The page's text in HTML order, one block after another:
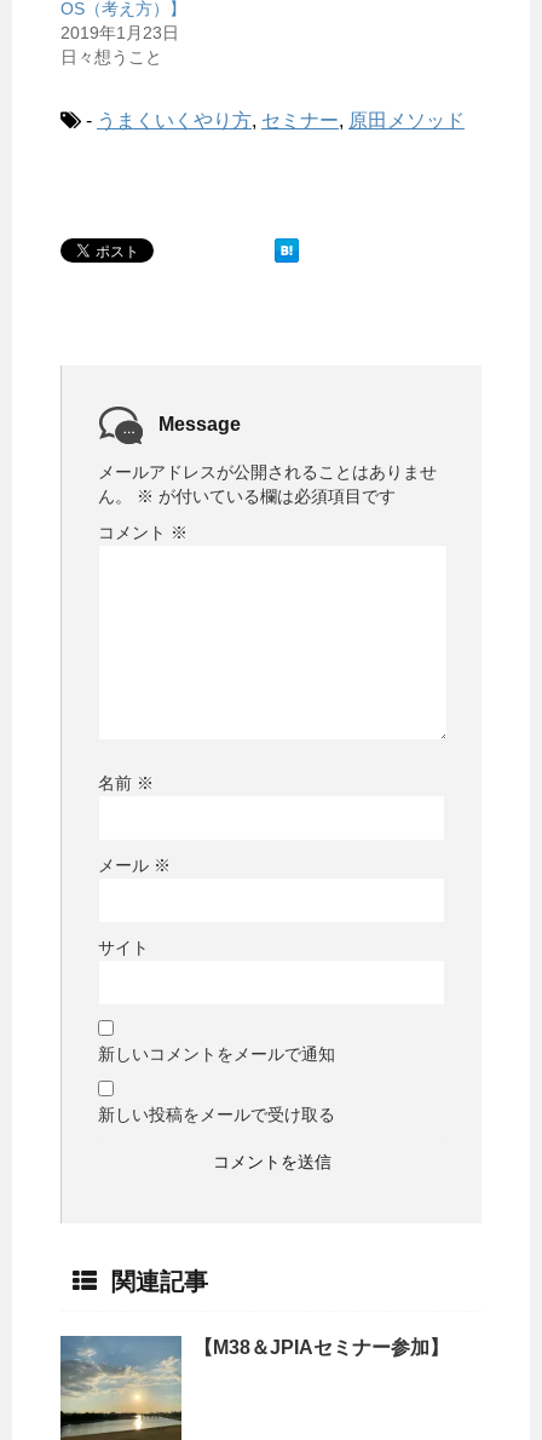
OS（考え方）】
2019年1月23日
日々想うこと
- うまくいくやり方, セミナー, 原田メソッド
Message
メールアドレスが公開されることはありませ
ん。
※ が付いている欄は必須項目です
コメント ※
名前 ※
メール ※
サイト
新しいコメントをメールで通知
新しい投稿をメールで受け取る
関連記事
【M38＆JPIAセミナー参加】